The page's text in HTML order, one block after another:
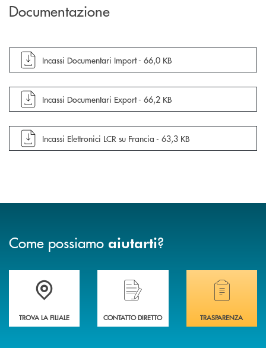
Documentazione
apre documento in una nuova finestra
Incassi Documentari Import - 66,0 KB
apre documento in una nuova finestra
Incassi Documentari Export - 66,2 KB
apre documento in una nuova finestra
Incassi Elettronici LCR su Francia - 63,3 KB
Come possiamo aiutarti?
Accedi all' elenco completo delle filiali di Banca di Caraglio.
TROVA LA FILIALE
Hai bisogno di assistenza immediata?
CONTATTO DIRETTO
Hai bisogno di
TRASPARENZA